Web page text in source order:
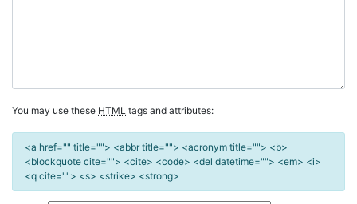
You may use these HTML tags and attributes:
<a href="" title=""> <abbr title=""> <acronym title=""> <b>
<blockquote cite=""> <cite> <code> <del datetime=""> <em> <i>
<q cite=""> <s> <strike> <strong>